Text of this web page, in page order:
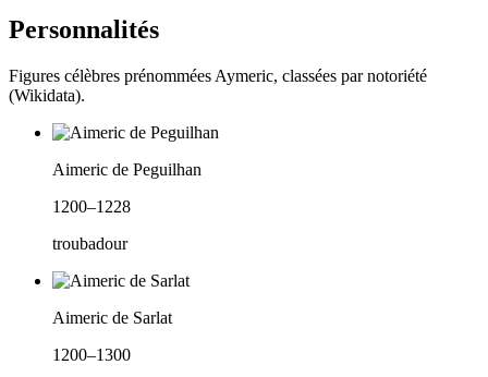
Personnalités
Figures célèbres prénommées Aymeric, classées par notoriété
(Wikidata).
Aimeric de Peguilhan
1200–1228
troubadour
Aimeric de Sarlat
1200–1300